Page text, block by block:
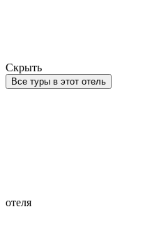
Скрыть
Все туры в этот отель
отеля